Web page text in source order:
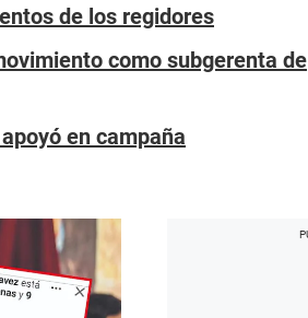
de los regidores
como subgerenta de
en campaña